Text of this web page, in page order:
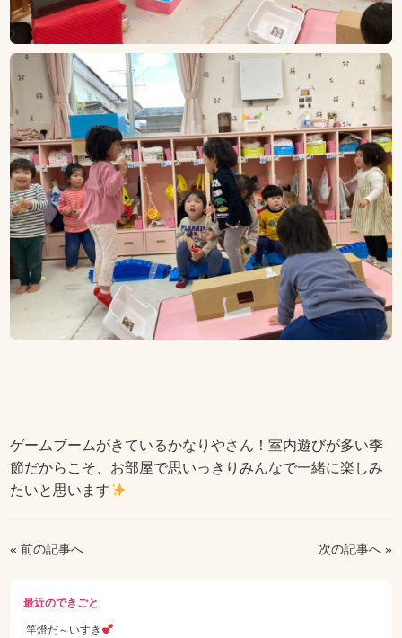
ゲームブームがきているかなりやさん！室内遊びが多い季
節だからこそ、お部屋で思いっきりみんなで一緒に楽しみ
たいと思います
« 前の記事へ 次の記事へ »
最近のできごと
竿燈だ～いすき